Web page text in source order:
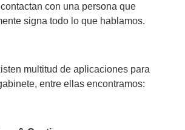
con una persona que
signa todo lo que hablamos.
multitud de aplicaciones para
entre ellas encontramos: